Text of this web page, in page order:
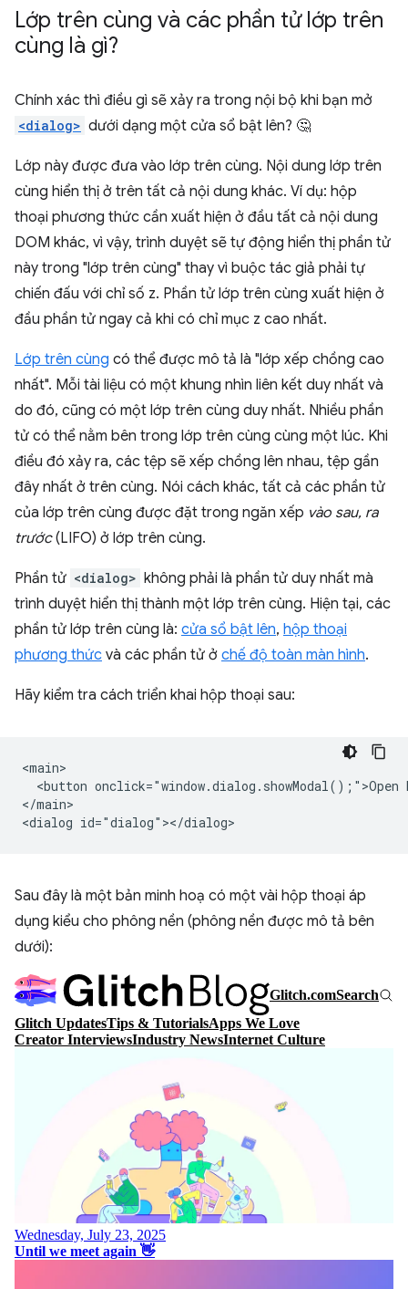
Lớp trên cùng và các phần tử lớp trên
cùng là gì?
Chính xác thì điều gì sẽ xảy ra trong nội bộ khi bạn mở
<dialog> dưới dạng một cửa sổ bật lên? 🤔
Lớp này được đưa vào lớp trên cùng. Nội dung lớp trên
cùng hiển thị ở trên tất cả nội dung khác. Ví dụ: hộp
thoại phương thức cần xuất hiện ở đầu tất cả nội dung
DOM khác, vì vậy, trình duyệt sẽ tự động hiển thị phần tử
này trong "lớp trên cùng" thay vì buộc tác giả phải tự
chiến đấu với chỉ số z. Phần tử lớp trên cùng xuất hiện ở
đầu phần tử ngay cả khi có chỉ mục z cao nhất.
Lớp trên cùng có thể được mô tả là "lớp xếp chồng cao
nhất". Mỗi tài liệu có một khung nhìn liên kết duy nhất và
do đó, cũng có một lớp trên cùng duy nhất. Nhiều phần
tử có thể nằm bên trong lớp trên cùng cùng một lúc. Khi
điều đó xảy ra, các tệp sẽ xếp chồng lên nhau, tệp gần
đây nhất ở trên cùng. Nói cách khác, tất cả các phần tử
của lớp trên cùng được đặt trong ngăn xếp vào sau, ra
trước(LIFO) ở lớp trên cùng.
Phần tử <dialog> không phải là phần tử duy nhất mà
trình duyệt hiển thị thành một lớp trên cùng. Hiện tại, các
phần tử lớp trên cùng là: cửa sổ bật lên, hộp thoại
phương thức và các phần tử ở chế độ toàn màn hình.
Hãy kiểm tra cách triển khai hộp thoại sau:
<main>
<button onclick="window.dialog.showModal();">Open
</main>
Sau đây là một bản minh hoạ có một vài hộp thoại áp
dụng kiểu cho phông nền (phông nền được mô tả bên
dưới):